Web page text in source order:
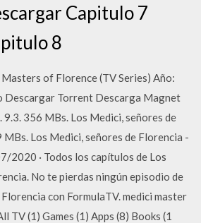
Capitulo 7
8
of Florence (TV Series) Año:
Descargar Torrent Descarga Magnet
9.3. 356 MBs. Los Medici, señores de
Los Medici, señores de Florencia -
· Todos los capítulos de Los
No te pierdas ningún episodio de
con FormulaTV. medici master
TV (1) Games (1) Apps (8) Books (1